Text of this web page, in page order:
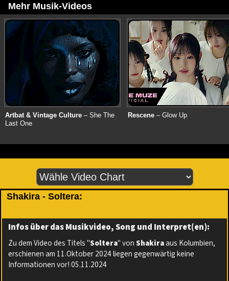
Mehr Musik-Videos
Artbat & Vintage Culture – She The
Last One
Rescene – Glow Up
Shakira - Soltera:
Infos über das Musikvideo, Song und Interpret(en):
Zu dem Video des Titels "Soltera" vonShakiraaus Kolumbien,
erschienen am 11.Oktober 2024 liegen gegenwärtig keine
Informationen vor! 05.11.2024